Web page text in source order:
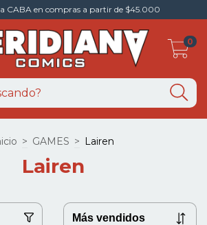
CABA en compras a partir de $45.000
0
> GAMES > Lairen
Lairen